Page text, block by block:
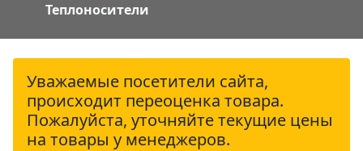
Теплоносители
Уважаемые посетители сайта,
происходит переоценка товара.
Пожалуйста, уточняйте текущие цены
на товары у менеджеров.